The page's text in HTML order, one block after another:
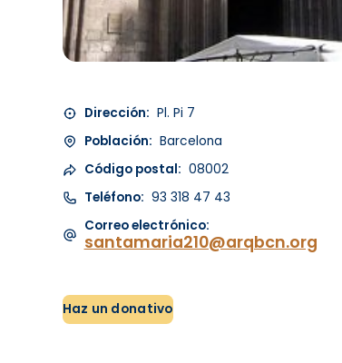
Dirección: Pl. Pi 7
Población: Barcelona
Código postal: 08002
Teléfono: 93 318 47 43
Correo electrónico:
santamaria210@arqbcn.org
Haz un donativo